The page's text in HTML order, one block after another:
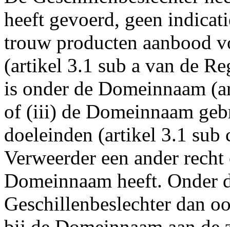
heeft gevoerd, geen
trouw producten aanbood
(artikel 3.1 sub a van de
is onder de Domeinnaam
of (iii) de Domeinnaam
doeleinden (artikel 3.1 sub
Verweerder een ander
Domeinnaam heeft. Onder
Geschillenbeslechter dan